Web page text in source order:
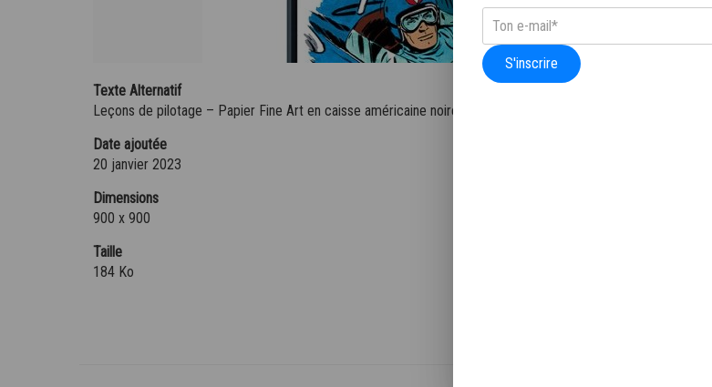
Texte Alternatif
Leçons de pilotage – Papier Fine Art en caisse américaine noire
Date ajoutée
20 janvier 2023
Dimensions
900 x 900
Taille
184 Ko
S'inscrire